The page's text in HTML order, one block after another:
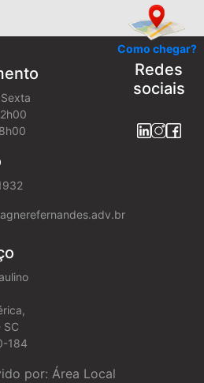
Como chegar?
SC
184
Redes
sociais
por: Área Local